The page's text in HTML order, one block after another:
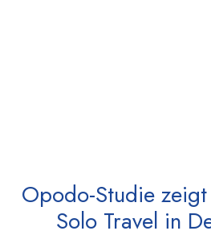
Opodo-Studie
Solo Travel in